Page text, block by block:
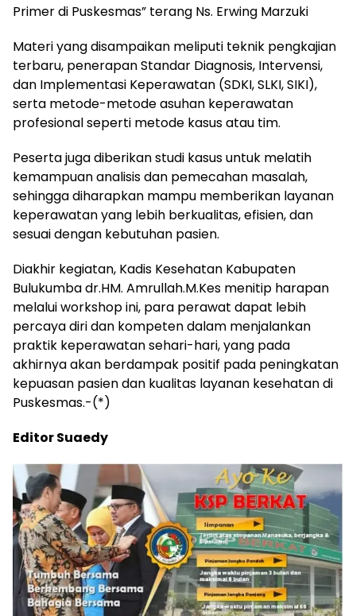
Primer di Puskesmas” terang Ns. Erwing Marzuki
Materi yang disampaikan meliputi teknik pengkajian
terbaru, penerapan Standar Diagnosis, Intervensi,
dan Implementasi Keperawatan (SDKI, SLKI, SIKI),
serta metode-metode asuhan keperawatan
profesional seperti metode kasus atau tim.
Peserta juga diberikan studi kasus untuk melatih
kemampuan analisis dan pemecahan masalah,
sehingga diharapkan mampu memberikan layanan
keperawatan yang lebih berkualitas, efisien, dan
sesuai dengan kebutuhan pasien.
Diakhir kegiatan, Kadis Kesehatan Kabupaten
Bulukumba dr.HM. Amrullah.M.Kes menitip harapan
melalui workshop ini, para perawat dapat lebih
percaya diri dan kompeten dalam menjalankan
praktik keperawatan sehari-hari, yang pada
akhirnya akan berdampak positif pada peningkatan
kepuasan pasien dan kualitas layanan kesehatan di
Puskesmas.-(*)
Editor Suaedy